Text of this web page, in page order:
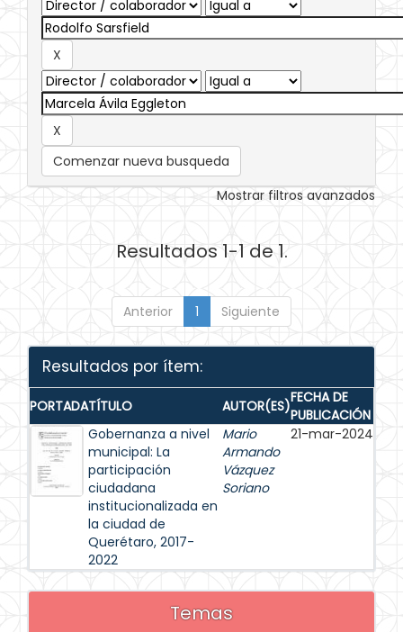
Comenzar nueva busqueda
Mostrar filtros avanzados
Resultados 1-1 de 1.
Anterior 1 Siguiente
Resultados por ítem:
PORTADATÍTULO AUTOR(ES)FECHA DE
PUBLICACIÓN
Gobernanza a nivel
municipal: La
participación
ciudadana
institucionalizada en
la ciudad de
Querétaro, 2017-
2022
Mario
Armando
Vázquez
Soriano
21-mar-2024
Temas